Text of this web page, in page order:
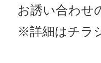
お誘い合わせ
※詳細はチラ